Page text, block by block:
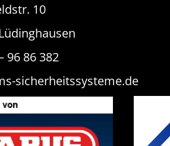
10
96 86 382
sicherheitssysteme.de